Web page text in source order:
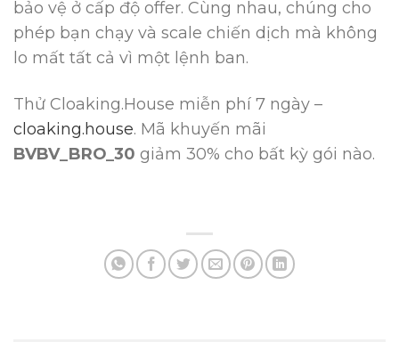
bảo vệ ở cấp độ offer. Cùng nhau, chúng cho
phép bạn chạy và scale chiến dịch mà không
lo mất tất cả vì một lệnh ban.
Thử Cloaking.House miễn phí 7 ngày –
cloaking.house. Mã khuyến mãi
BVBV_BRO_30 giảm 30% cho bất kỳ gói nào.